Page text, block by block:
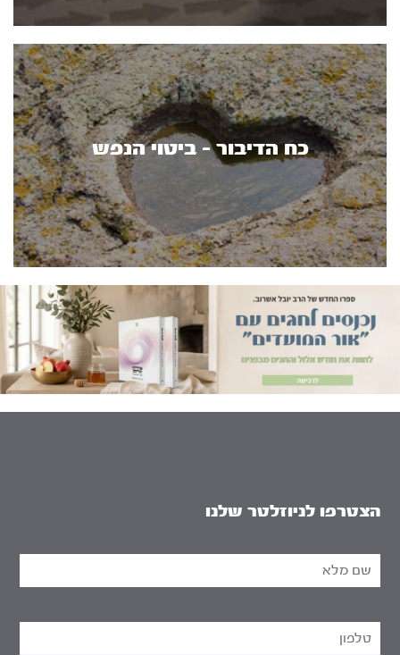
כח הדיבור - ביטוי הנפש
הצטרפו לניוזלטר שלנו